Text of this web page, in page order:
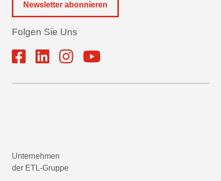
Newsletter abonnieren
Folgen Sie Uns
Unternehmen
der ETL-Gruppe